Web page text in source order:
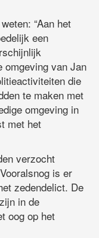
“Aan het
een
omgeving van Jan
die
te maken met
omgeving in
met het
verzocht
is er
zedendelict. De
in de
oog op het